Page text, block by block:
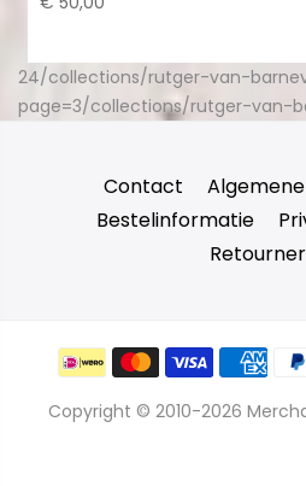
24/collections/rutger-van-
page=3/collections/rutger-van-
Contact
Bestelinformatie
Copyright © 2010-2026